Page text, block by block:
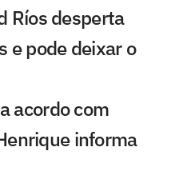
Ríos desperta
e pode deixar o
acordo com
informa